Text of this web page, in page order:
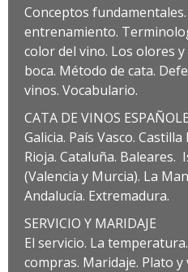
Conceptos
entrenamiento.
color del vino. Los olores
boca. Método de cata.
vinos. Vocabulario.
CATA DE VINOS
Galicia. País Vasco.
Rioja. Cataluña. Baleares.
(Valencia y Murcia). La
Andalucía. Extremadura.
SERVICIO Y MARIDAJE
El servicio. La
compras. Maridaje. Plato y